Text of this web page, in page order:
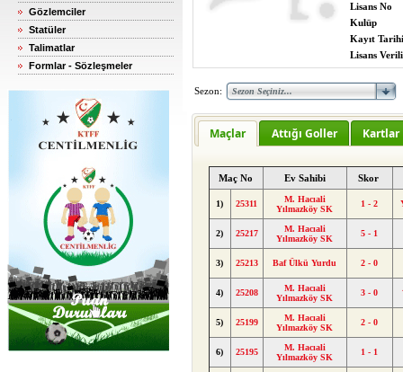
Gözlemciler
Statüler
Talimatlar
Formlar - Sözleşmeler
Lisans No
Kulüp
Kayıt Tarihi
Lisans
Sezon:
Maçlar Attığı Goller Kartlar
Maç No Ev Sahibi Skor
1) 25311
M. Hacıali
Yılmazköy SK
1 - 2
2) 25217
M. Hacıali
Yılmazköy SK
5 - 1
3) 25213 Baf Ülkü Yurdu 2 - 0
4) 25208
M. Hacıali
Yılmazköy SK
3 - 0
5) 25199
M. Hacıali
Yılmazköy SK
2 - 0
6) 25195
M. Hacıali
Yılmazköy SK
1 - 1